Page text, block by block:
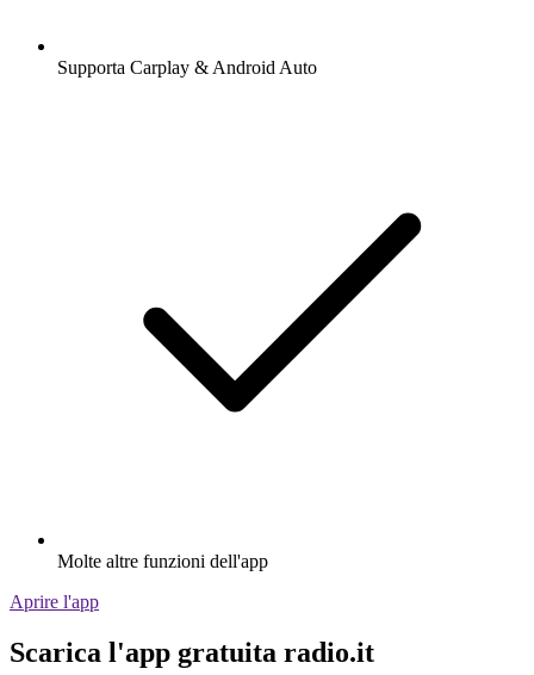
Supporta Carplay & Android Auto
Molte altre funzioni dell'app
Aprire l'app
Scarica l'app gratuita radio.it